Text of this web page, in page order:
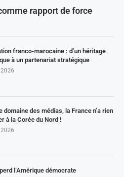
rapport de force
franco-marocaine : d’un héritage
à un partenariat stratégique
domaine des médias, la France n’a rien
à la Corée du Nord !
l’Amérique démocrate